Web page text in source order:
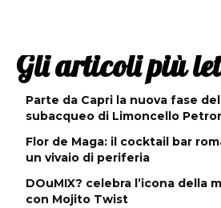
Gli articoli più
Parte da Capri la nuova fase
subacqueo di Limoncello
Flor de Maga: il cocktail bar
un vivaio di periferia
DOuMIX? celebra l’icona della
con Mojito Twist